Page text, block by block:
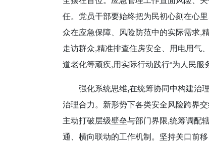
任。党员干部要始终把为民初心刻在心
众在应急保障、风险防范中的实际需求,
走访群众,精准排查住房安全、用电用气
道老化等顽疾,用实际行动践行“为人民服
强化系统思维,在统筹协同中构建治
治理合力。新形势下各类安全风险跨界
主动打破层级壁垒与部门界限,统筹调配
通、横向联动的工作机制。坚持关口前